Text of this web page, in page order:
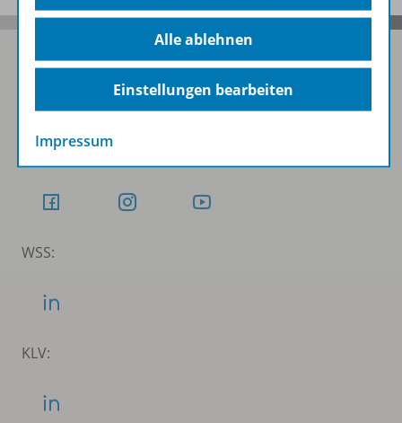
Folgen Sie uns auf Social Media
Schubi:
WSS:
KLV:
Alle ablehnen
Einstellungen bearbeiten
Impressum